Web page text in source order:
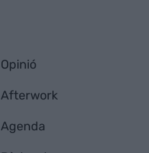
Opinió
Afterwork
Agenda